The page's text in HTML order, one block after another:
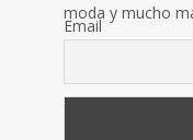
moda y mucho
Email